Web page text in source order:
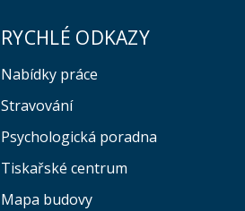
RYCHLÉ ODKAZY
Nabídky práce
Stravování
Psychologická poradna
Tiskařské centrum
Mapa budovy